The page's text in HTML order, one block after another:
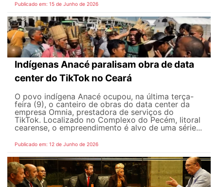
Publicado em: 15 de Junho de 2026
Indígenas Anacé paralisam obra de data
center do TikTok no Ceará
O povo indígena Anacé ocupou, na última terça-
feira (9), o canteiro de obras do data center da
empresa Omnia, prestadora de serviços do
TikTok. Localizado no Complexo do Pecém, litoral
cearense, o empreendimento é alvo de uma série...
Publicado em: 12 de Junho de 2026